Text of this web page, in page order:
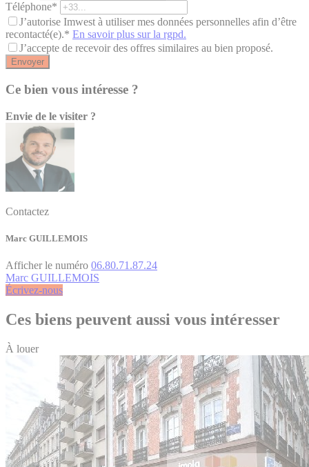
Téléphone*
J’autorise Imwest à utiliser mes données personnelles afin d’être
recontacté(e).* En savoir plus sur la rgpd.
J’accepte de recevoir des offres similaires au bien proposé.
Envoyer
Ce bien vous intéresse ?
Envie de le visiter ?
Contactez
Marc GUILLEMOIS
Afficher le numéro 06.80.71.87.24
Marc GUILLEMOIS
Écrivez-nous
Ces biens peuvent aussi vous intéresser
À louer